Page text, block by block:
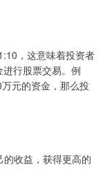
，这意味着投资者
行股票交易。例
元的资金，那么投
收益，获得更高的